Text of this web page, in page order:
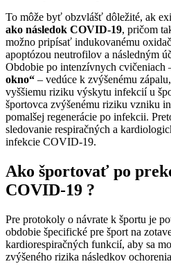
To môže byť obzvlášť dôležité, ak
ako následok COVID-19, pričom
možno pripísať indukovanému
apoptózou neutrofilov a následným
Obdobie po intenzívnych cvičeniach
okno“ – vedúce k zvýšenému
vyššiemu riziku výskytu infekcií u
športovca zvýšenému riziku vzniku
pomalšej regenerácie po infekcii.
sledovanie respiračných a
infekcie COVID-19.
Ako športovať po
COVID-19 ?
Pre protokoly o návrate k športu je
obdobie špecifické pre šport na
kardiorespiračných funkcií, aby sa
zvýšeného rizika následkov